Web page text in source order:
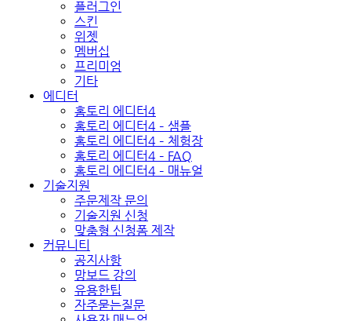
플러그인
스킨
위젯
멤버십
프리미엄
기타
에디터
홈토리 에디터4
홈토리 에디터4 – 샘플
홈토리 에디터4 – 체험장
홈토리 에디터4 – FAQ
홈토리 에디터4 – 매뉴얼
기술지원
주문제작 문의
기술지원 신청
맞춤형 신청폼 제작
커뮤니티
공지사항
망보드 강의
유용한팁
자주묻는질문